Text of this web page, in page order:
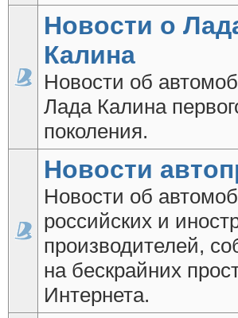
Новости о
Калина
Новости об
Лада Калина
поколения.
Новости
Новости об
российских и
производителей,
на бескрайних
Интернета.